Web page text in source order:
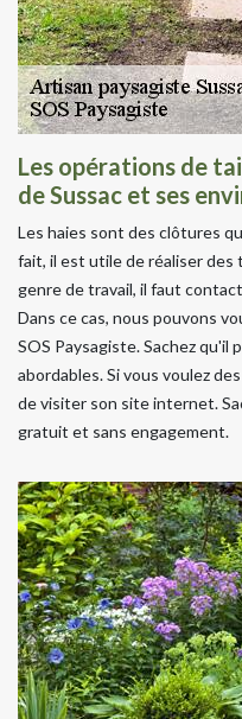
Les opérations de
de Sussac et ses
Les haies sont des clôtures
fait, il est utile de réaliser des
genre de travail, il faut
Dans ce cas, nous pouvons
SOS Paysagiste. Sachez
abordables. Si vous voulez
de visiter son site internet.
gratuit et sans engagement.